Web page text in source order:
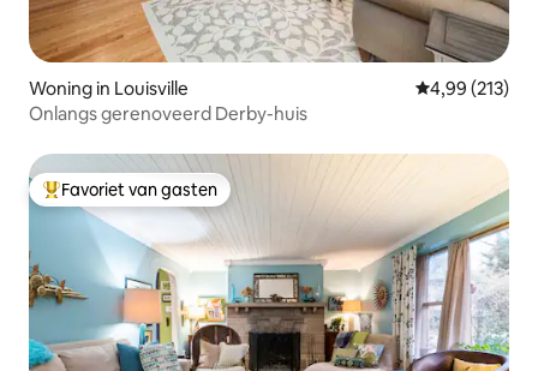
Woning in Louisville Gemiddelde
4,99 (213)
Onlangs gerenoveerd Derby-huis
Topfavoriet van gasten
Favoriet van gasten